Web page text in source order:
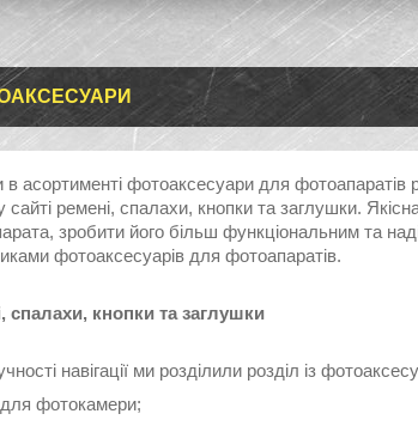
асортименті фотоаксесуари для
ремені, спалахи, кнопки та заглушки.
зробити його більш функціональним та
фотоаксесуарів для фотоапаратів.
спалахи, кнопки та заглушки
навігації ми розділили розділ із
для фотокамери;